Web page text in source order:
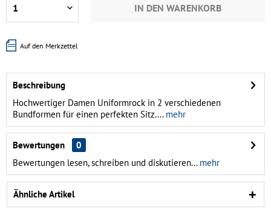
IN DEN WARENKORB
Auf den Merkzettel
Beschreibung
Hochwertiger Damen Uniformrock in 2 verschiedenen
Bundformen für einen perfekten Sitz....mehr
Bewertungen
0
Bewertungen lesen, schreiben und diskutieren...mehr
Ähnliche Artikel